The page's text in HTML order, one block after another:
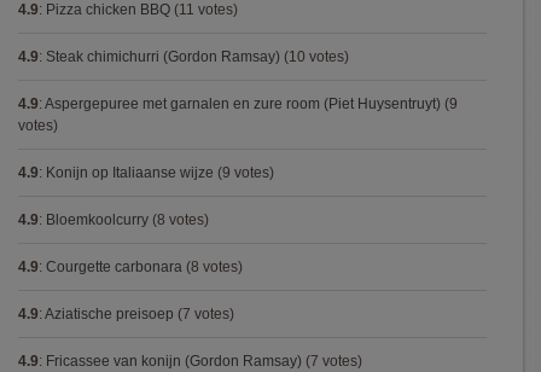
4.9: Pizza chicken BBQ (11 votes)
4.9: Steak chimichurri (Gordon Ramsay) (10 votes)
4.9: Aspergepuree met garnalen en zure room (Piet Huysentruyt) (9
votes)
4.9: Konijn op Italiaanse wijze (9 votes)
4.9: Bloemkoolcurry (8 votes)
4.9: Courgette carbonara (8 votes)
4.9: Aziatische preisoep (7 votes)
4.9: Fricassee van konijn (Gordon Ramsay) (7 votes)